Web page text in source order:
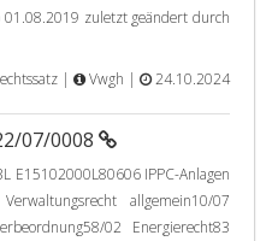
zuletzt geändert durch
|
Vwgh | 24.10.2024
07/0008
E15102000L80606 IPPC-Anlagen
allgemein10/07
02 Energierecht83